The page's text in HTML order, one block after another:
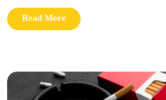
Read More